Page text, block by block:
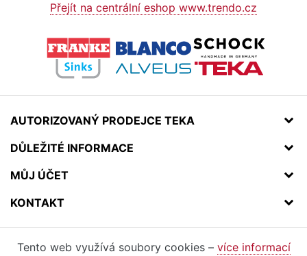
Přejít na centrální eshop www.trendo.cz
AUTORIZOVANÝ PRODEJCE TEKA
DŮLEŽITÉ INFORMACE
MŮJ ÚČET
KONTAKT
Tento web využívá soubory cookies – více informací